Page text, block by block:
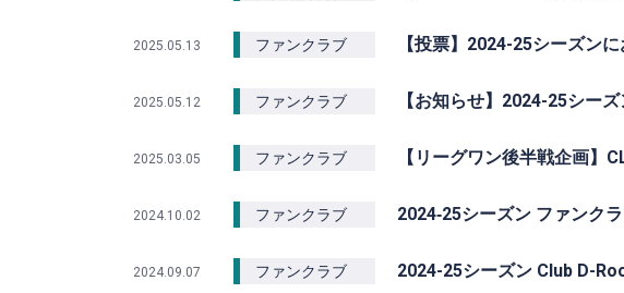
2025.05.13 ファンクラブ 【投票】2024-25シーズン
2025.05.12 ファンクラブ 【お知らせ】2024-25シー
2025.03.05 ファンクラブ 【リーグワン後半戦企画】
2024.10.02 ファンクラブ 2024‐25シーズン ファンク
2024.09.07 ファンクラブ 2024-25シーズン Club D-